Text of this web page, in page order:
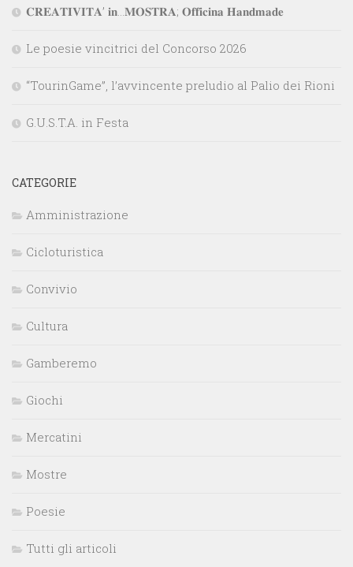
𝐂𝐑𝐄𝐀𝐓𝐈𝐕𝐈𝐓𝐀’ 𝐢𝐧…𝐌𝐎𝐒𝐓𝐑𝐀; 𝐎𝐟𝐟𝐢𝐜𝐢𝐧𝐚 𝐇𝐚𝐧𝐝𝐦𝐚𝐝𝐞
Le poesie vincitrici del Concorso 2026
“TourinGame”, l’avvincente preludio al Palio dei Rioni
G.U.S.T.A. in Festa
CATEGORIE
Amministrazione
Cicloturistica
Convivio
Cultura
Gamberemo
Giochi
Mercatini
Mostre
Poesie
Tutti gli articoli